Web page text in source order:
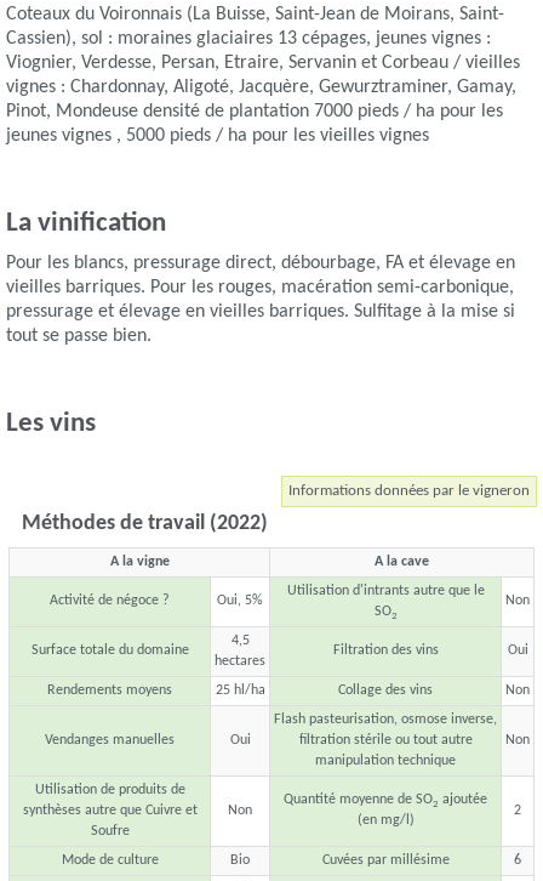
Coteaux du Voironnais (La Buisse, Saint-Jean de Moirans, Saint-
Cassien), sol : moraines glaciaires 13 cépages, jeunes vignes :
Viognier, Verdesse, Persan, Etraire, Servanin et Corbeau / vieilles
vignes : Chardonnay, Aligoté, Jacquère, Gewurztraminer, Gamay,
Pinot, Mondeuse densité de plantation 7000 pieds / ha pour les
jeunes vignes , 5000 pieds / ha pour les vieilles vignes
La vinification
Pour les blancs, pressurage direct, débourbage, FA et élevage en
vieilles barriques. Pour les rouges, macération semi-carbonique,
pressurage et élevage en vieilles barriques. Sulfitage à la mise si
tout se passe bien.
Les vins
Informations données par le vigneron
Méthodes de travail (2022)
A la vigne A la cave
Activité de négoce ? Oui, 5%
Utilisation d'intrants autre que le
SO2
Non
Surface totale du domaine
4,5
hectares
Filtration des vins Oui
Rendements moyens 25 hl/ha Collage des vins Non
Vendanges manuelles Oui
Flash pasteurisation, osmose inverse,
filtration stérile ou tout autre
manipulation technique
Non
Utilisation de produits de
synthèses autre que Cuivre et
Soufre
Non
Quantité moyenne de SO2 ajoutée
(en mg/l)
2
Mode de culture Bio Cuvées par millésime 6